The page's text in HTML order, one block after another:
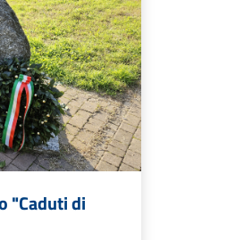
"Caduti di